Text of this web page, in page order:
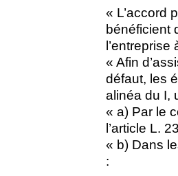
« L’accord
bénéficient
l’entreprise
« Afin
défaut, les
alinéa du I,
« a) Par le
l’article L.
« b) Dans
: